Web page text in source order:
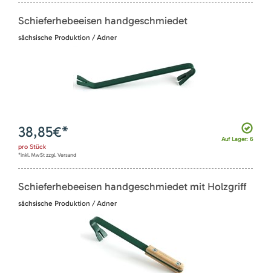
Schieferhebeeisen handgeschmiedet
sächsische Produktion / Adner
Auf Lager: 6
38,85€*
pro Stück
*inkl. MwSt zzgl. Versand
Schieferhebeeisen handgeschmiedet mit Holzgriff
sächsische Produktion / Adner